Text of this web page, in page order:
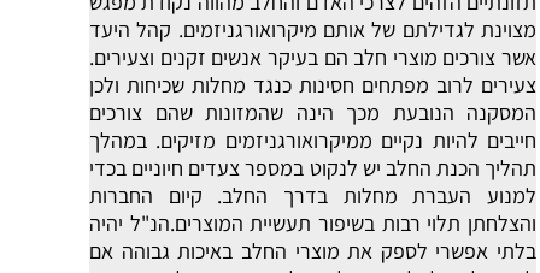
מצוינת לגדילתם של אותם מיקרואורגניזמים. קהל היעד
אשר צורכים מוצרי חלב הם בעיקר אנשים זקנים וצעירים.
צעירים לרוב מפתחים חסינות כנגד מחלות שכיחות ולכן
המסקנה הנובעת מכך הינה שהמזונות שהם צורכים
חייבים להיות נקיים ממיקרואורגניזמים מזיקים. במהלך
תהליך הכנת החלב יש לנקוט במספר צעדים חיוניים בכדי
למנוע העברת מחלות בדרך החלב. קיום החברות
והצלחתן תלוי רבות בשיפור תעשיית המוצרים.הנ"ל יהיה
בלתי אפשרי לספק את מוצרי החלב באיכות גבוהה אם